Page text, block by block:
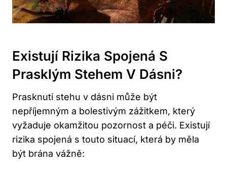
Existují Rizika Spojená S
Prasklým Stehem V Dásni?
Prasknutí stehu v dásni může být
nepříjemným a bolestivým zážitkem, který
vyžaduje okamžitou pozornost a péči. Existují
rizika spojená s touto situací, která by měla
být brána vážně: